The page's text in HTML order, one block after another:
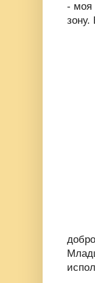
- моя
зону.